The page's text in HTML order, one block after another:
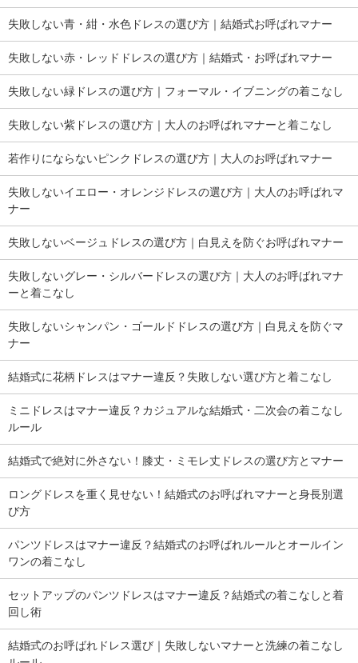
失敗しない青・紺・水色ドレスの選び方｜結婚式お呼ばれマナー
失敗しない赤・レッドドレスの選び方｜結婚式・お呼ばれマナー
失敗しない緑ドレスの選び方｜フォーマル・イブニングの着こなし
失敗しない紫ドレスの選び方｜大人のお呼ばれマナーと着こなし
若作りにならないピンクドレスの選び方｜大人のお呼ばれマナー
失敗しないイエロー・オレンジドレスの選び方｜大人のお呼ばれマ
ナー
失敗しないベージュドレスの選び方｜白見えを防ぐお呼ばれマナー
失敗しないグレー・シルバードレスの選び方｜大人のお呼ばれマナ
ーと着こなし
失敗しないシャンパン・ゴールドドレスの選び方｜白見えを防ぐマ
ナー
結婚式に花柄ドレスはマナー違反？失敗しない選び方と着こなし
ミニドレスはマナー違反？カジュアルな結婚式・二次会の着こなし
ルール
結婚式で絶対に外さない！膝丈・ミモレ丈ドレスの選び方とマナー
ロングドレスを重く見せない！結婚式のお呼ばれマナーと身長別選
び方
パンツドレスはマナー違反？結婚式のお呼ばれルールとオールイン
ワンの着こなし
セットアップのパンツドレスはマナー違反？結婚式の着こなしと着
回し術
結婚式のお呼ばれドレス選び｜失敗しないマナーと洗練の着こなし